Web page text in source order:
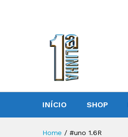
INÍCIO SHOP
Home / #uno 1.6R